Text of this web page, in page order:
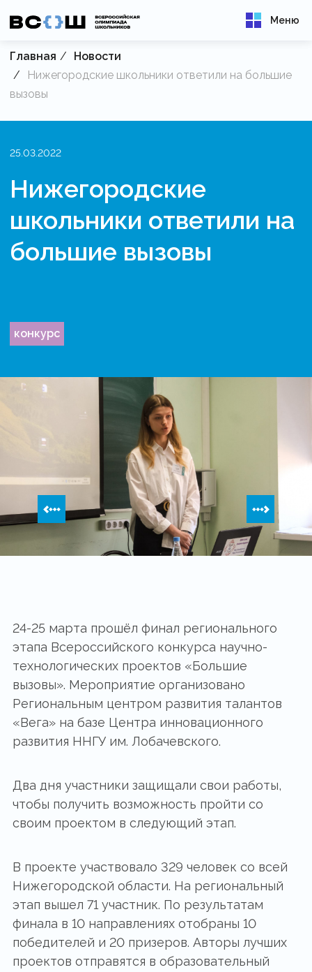
Меню
Главная
Новости
Нижегородские школьники ответили на большие
вызовы
25.03.2022
Нижегородские
школьники ответили на
большие вызовы
конкурс
24-25 марта прошёл финал регионального
этапа Всероссийского конкурса научно-
технологических проектов «Большие
вызовы». Мероприятие организовано
Региональным центром развития талантов
«Вега» на базе Центра инновационного
развития ННГУ им. Лобачевского.
Два дня участники защищали свои работы,
чтобы получить возможность пройти со
своим проектом в следующий этап.
В проекте участвовало 329 человек со всей
Нижегородской области. На региональный
этап вышел 71 участник. По результатам
финала в 10 направлениях отобраны 10
победителей и 20 призеров. Авторы лучших
проектов отправятся в образовательный